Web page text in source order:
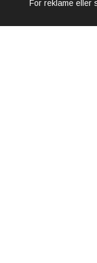
For reklame eller